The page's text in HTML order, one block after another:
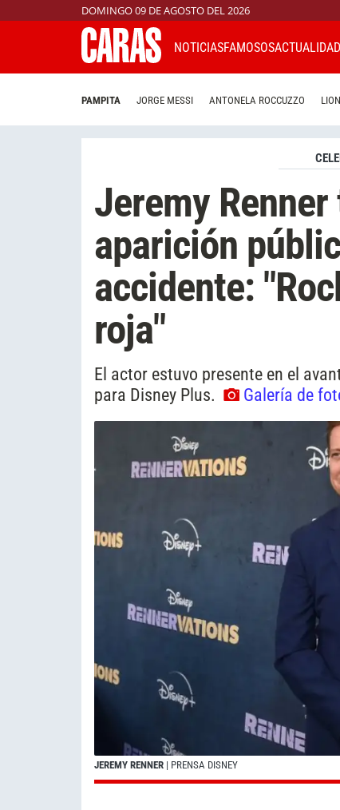
DOMINGO 09 DE AGOSTO DEL 2026
NOTICIASFAMOSOSACTUALIDAD
PAMPITA JORGE MESSI ANTONELA ROCCUZZO
Jeremy
aparición
accidente:
roja"
El actor estuvo presente en el
para Disney Plus.
Galería de
JEREMY RENNER | PRENSA DISNEY